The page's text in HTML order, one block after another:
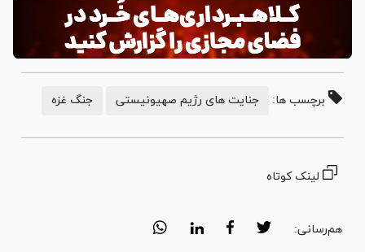
برچسب ها: جنایت های رژیم صهیونیستی جنگ غزه
لینک کوتاه
هم‌رسانی: